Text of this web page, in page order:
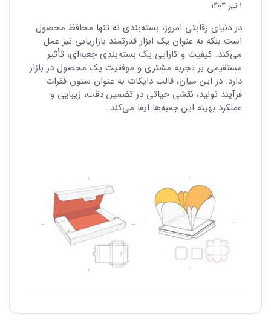
1 تیر 1404
در دنیای رقابتی امروز، بسته‌بندی نه تنها محافظ محصول
است بلکه به عنوان یک ابزار قدرتمند بازاریابی نیز عمل
می‌کند. کیفیت و کارایی یک بسته‌بندی جعبه‌ای، تأثیر
مستقیمی بر تجربه مشتری و موفقیت یک محصول در بازار
دارد. در این میان، قالب دایکات به عنوان ستون فقرات
فرآیند تولید، نقشی حیاتی در تضمین دقت، زیبایی و
عملکرد بهینه این جعبه‌ها ایفا می‌کند.